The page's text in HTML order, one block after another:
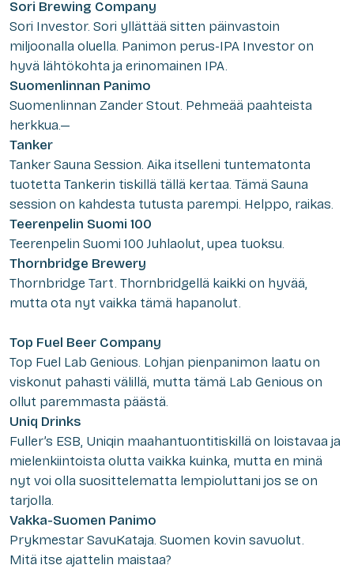
Sori Brewing Company
Sori Investor. Sori yllättää sitten päinvastoin
miljoonalla oluella. Panimon perus-IPA Investor on
hyvä lähtökohta ja erinomainen IPA.
Suomenlinnan Panimo
Suomenlinnan Zander Stout. Pehmeää paahteista
herkkua.—
Tanker
Tanker Sauna Session. Aika itselleni tuntematonta
tuotetta Tankerin tiskillä tällä kertaa. Tämä Sauna
session on kahdesta tutusta parempi. Helppo, raikas.
Teerenpelin Suomi 100
Teerenpelin Suomi 100 Juhlaolut, upea tuoksu.
Thornbridge Brewery
Thornbridge Tart. Thornbridgellä kaikki on hyvää,
mutta ota nyt vaikka tämä hapanolut.
Top Fuel Beer Company
Top Fuel Lab Genious. Lohjan pienpanimon laatu on
viskonut pahasti välillä, mutta tämä Lab Genious on
ollut paremmasta päästä.
Uniq Drinks
Fuller’s ESB, Uniqin maahantuontitiskillä on loistavaa ja
mielenkiintoista olutta vaikka kuinka, mutta en minä
nyt voi olla suosittelematta lempioluttani jos se on
tarjolla.
Vakka-Suomen Panimo
Prykmestar SavuKataja. Suomen kovin savuolut.
Mitä itse ajattelin maistaa?